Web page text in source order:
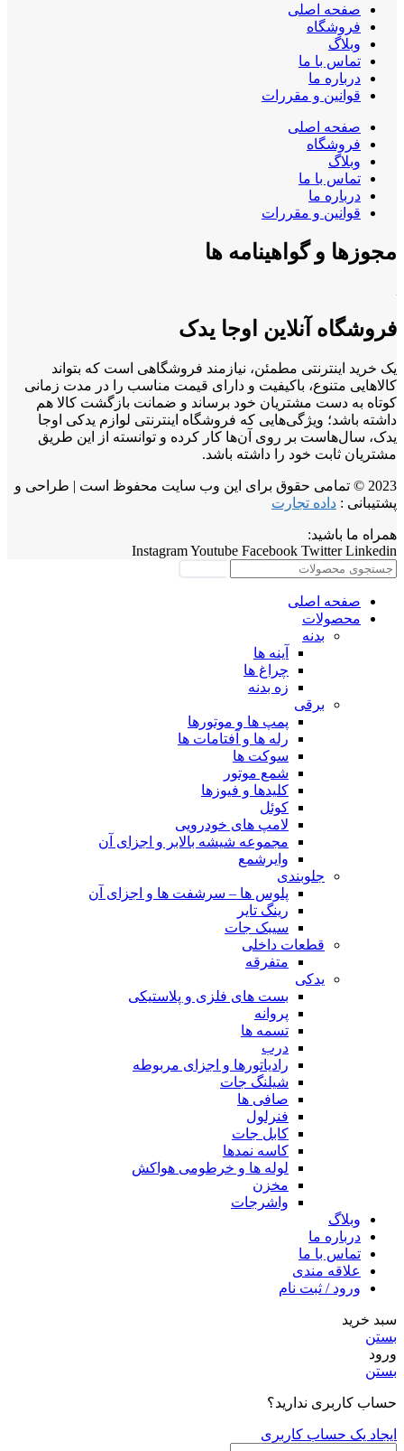
صفحه اصلی
فروشگاه
وبلاگ
تماس با ما
درباره ما
قوانین و مقررات
صفحه اصلی
فروشگاه
وبلاگ
تماس با ما
درباره ما
قوانین و مقررات
مجوزها و گواهینامه ها
فروشگاه آنلاین اوجا یدک
یک خرید اینترنتی مطمئن، نیازمند فروشگاهی است که بتواند
کالاهایی متنوع، باکیفیت و دارای قیمت مناسب را در مدت زمانی
کوتاه به دست مشتریان خود برساند و ضمانت بازگشت کالا هم
داشته باشد؛ ویژگی‌هایی که فروشگاه اینترنتی لوازم یدکی اوجا
یدک، سال‌هاست بر روی آن‌ها کار کرده و توانسته از این طریق
مشتریان ثابت خود را داشته باشد.
2023 © تمامی حقوق برای این وب سایت محفوظ است | طراحی و
پشتیبانی : داده تجارت
همراه ما باشید:
InstagramYoutube Facebook Twitter Linkedin
صفحه اصلی
محصولات
بدنه
آینه ها
چراغ ها
زه بدنه
برقی
پمپ ها و موتورها
رله ها و آفتامات ها
سوکت ها
شمع موتور
کلیدها و فیوزها
کوئل
لامپ های خودرویی
مجموعه شیشه بالابر و اجزای آن
وایرشمع
جلوبندی
پلوس ها – سرشفت ها و اجزای آن
رینگ تایر
سیبک جات
قطعات داخلی
متفرقه
یدکی
بست های فلزی و پلاستیکی
پروانه
تسمه ها
درب
رادیاتورها و اجزای مربوطه
شیلنگ جات
صافی ها
فنرلول
کابل جات
کاسه نمدها
لوله ها و خرطومی هواکش
مخزن
واشرجات
وبلاگ
درباره ما
تماس با ما
علاقه مندی
ورود / ثبت نام
سبد خرید
بستن
ورود
بستن
حساب کاربری ندارید؟
ایجاد یک حساب کاربری